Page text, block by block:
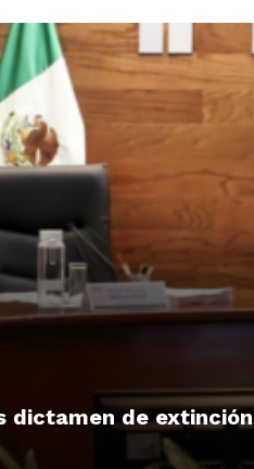
dictamen de extinción